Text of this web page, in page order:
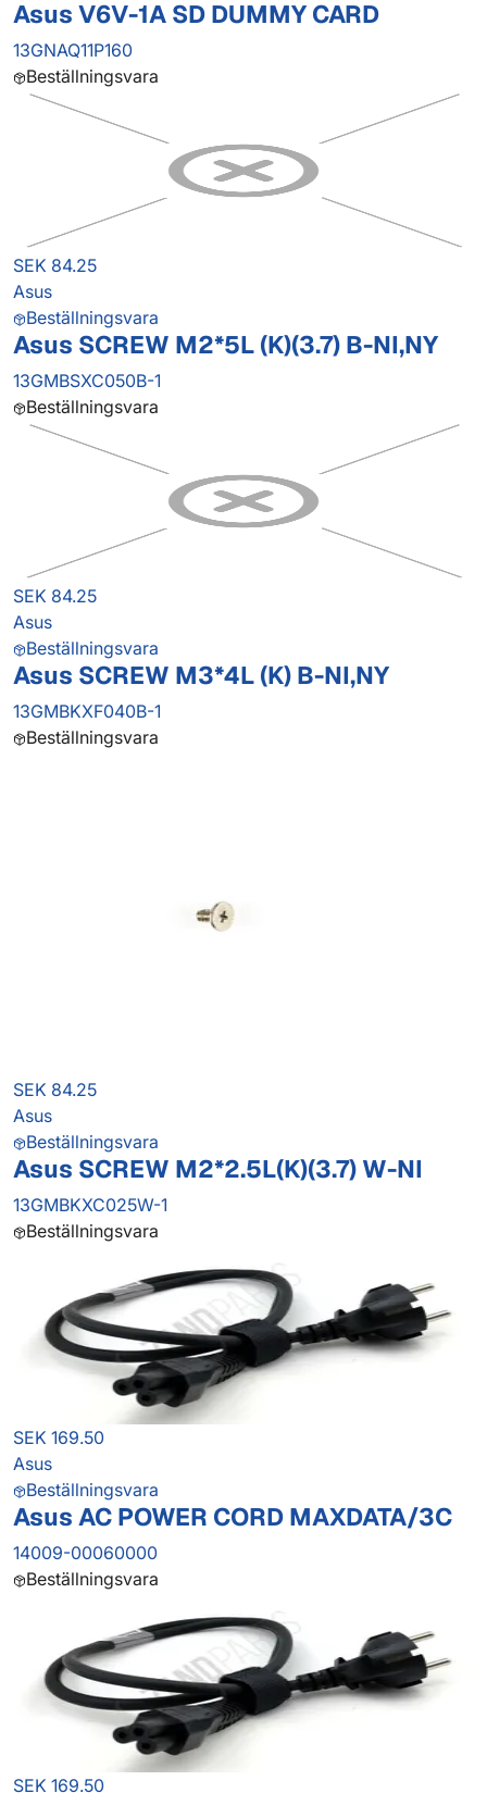
Asus V6V-1A SD DUMMY CARD
13GNAQ11P160
Beställningsvara
SEK 84.25
Asus
Beställningsvara
Asus SCREW M2*5L (K)(3.7) B-NI,NY
13GMBSXC050B-1
Beställningsvara
SEK 84.25
Asus
Beställningsvara
Asus SCREW M3*4L (K) B-NI,NY
13GMBKXF040B-1
Beställningsvara
SEK 84.25
Asus
Beställningsvara
Asus SCREW M2*2.5L(K)(3.7) W-NI
13GMBKXC025W-1
Beställningsvara
SEK 169.50
Asus
Beställningsvara
Asus AC POWER CORD MAXDATA/3C
14009-00060000
Beställningsvara
SEK 169.50